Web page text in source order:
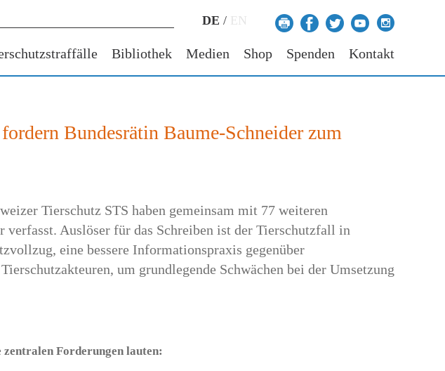
DE / EN
Bibliothek Medien Shop Spenden Kontakt
Bundesrätin Baume-Schneider zum
Tierschutz STS haben gemeinsam mit 77 weiteren
Auslöser für das Schreiben ist der Tierschutzfall in
eine bessere Informationspraxis gegenüber
um grundlegende Schwächen bei der Umsetzung
zentralen Forderungen lauten: